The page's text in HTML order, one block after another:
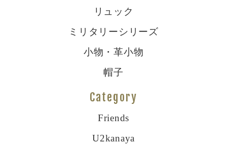
リュック
ミリタリーシリーズ
小物・革小物
帽子
Category
Friends
U2kanaya